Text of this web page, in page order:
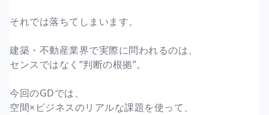
それでは落ちてしまいます。
建築・不動産業界で実際に問われるのは、
センスではなく“判断の根拠”。
今回のGDでは、
空間×ビジネスのリアルな課題を使って、